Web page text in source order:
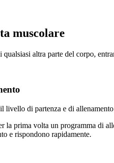
muscolare
altra parte del corpo,
di partenza e di
prima volta un programma di
e rispondono rapidamente.